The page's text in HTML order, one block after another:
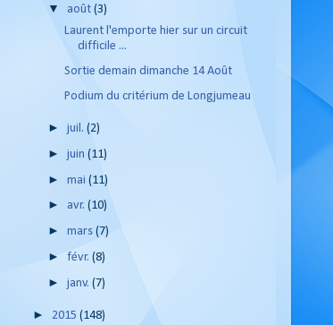
▼ août(3)
Laurent l'emporte hier sur un circuit
difficile ...
Sortie demain dimanche 14 Août
Podium du critérium de Longjumeau
►juil.(2)
►juin(11)
►mai(11)
► avr.(10)
►mars(7)
►févr.(8)
►janv.(7)
► 2015 (148)